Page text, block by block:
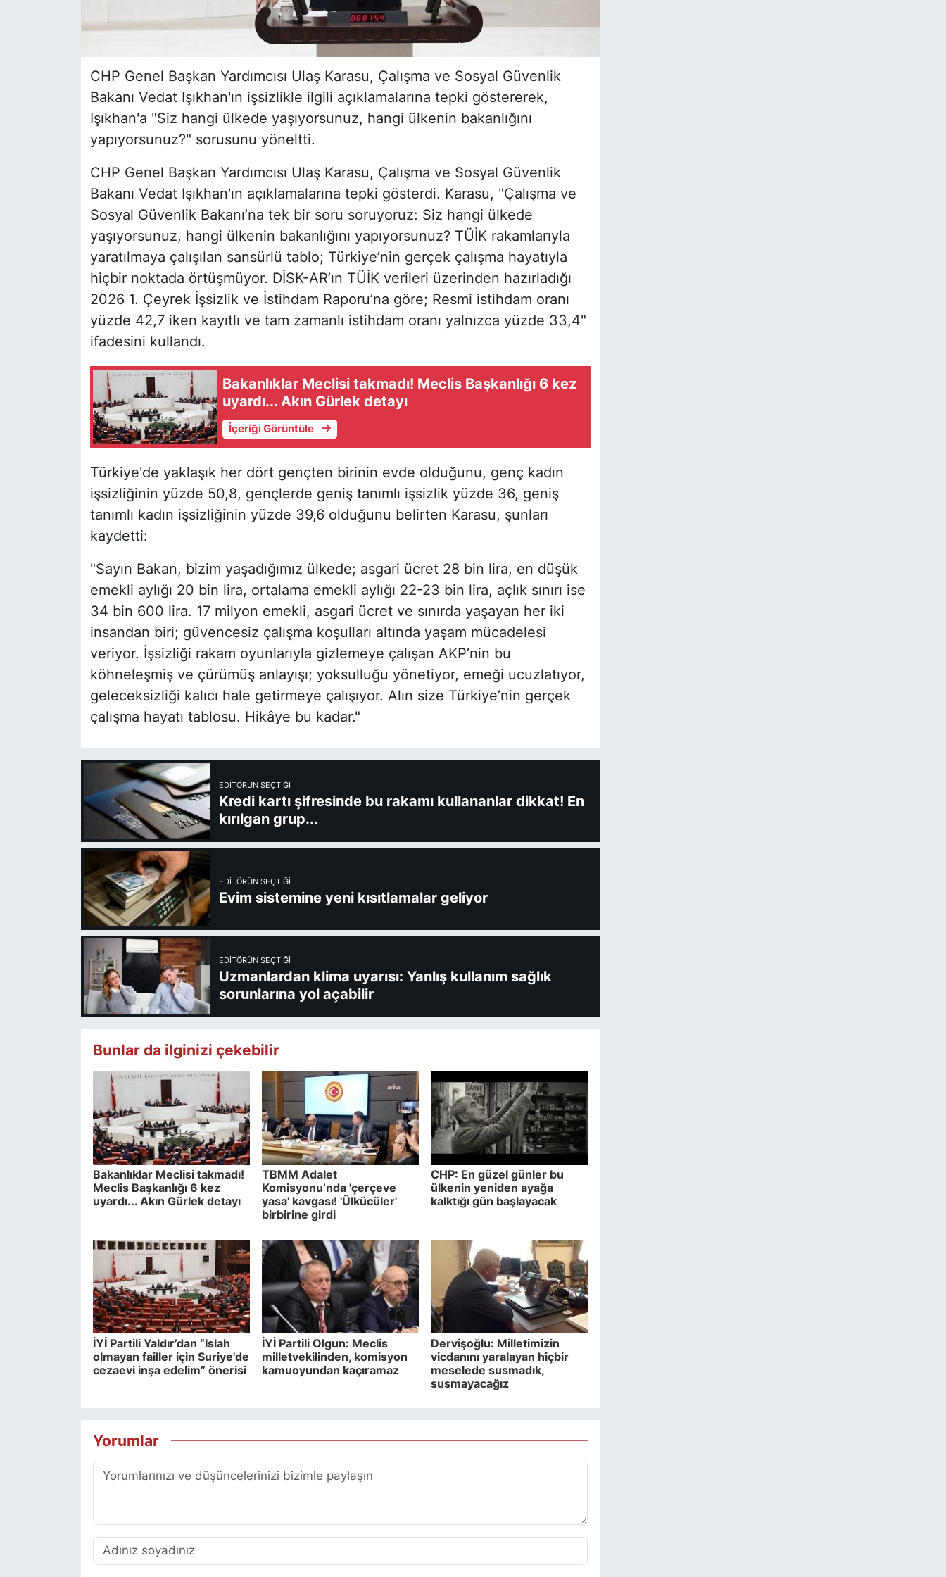
CHP Genel Başkan Yardımcısı Ulaş Karasu, Çalışma ve Sosyal Güvenlik
Bakanı Vedat Işıkhan'ın işsizlikle ilgili açıklamalarına tepki göstererek,
Işıkhan'a "Siz hangi ülkede yaşıyorsunuz, hangi ülkenin bakanlığını
yapıyorsunuz?" sorusunu yöneltti.
CHP Genel Başkan Yardımcısı Ulaş Karasu, Çalışma ve Sosyal Güvenlik
Bakanı Vedat Işıkhan'ın açıklamalarına tepki gösterdi. Karasu, "Çalışma ve
Sosyal Güvenlik Bakanı’na tek bir soru soruyoruz: Siz hangi ülkede
yaşıyorsunuz, hangi ülkenin bakanlığını yapıyorsunuz? TÜİK rakamlarıyla
yaratılmaya çalışılan sansürlü tablo; Türkiye’nin gerçek çalışma hayatıyla
hiçbir noktada örtüşmüyor. DİSK-AR’ın TÜİK verileri üzerinden hazırladığı
2026 1. Çeyrek İşsizlik ve İstihdam Raporu’na göre; Resmi istihdam oranı
yüzde 42,7 iken kayıtlı ve tam zamanlı istihdam oranı yalnızca yüzde 33,4"
ifadesini kullandı.
Bakanlıklar Meclisi takmadı! Meclis Başkanlığı 6 kez
uyardı... Akın Gürlek detayı
İçeriği Görüntüle
Türkiye'de yaklaşık her dört gençten birinin evde olduğunu, genç kadın
işsizliğinin yüzde 50,8, gençlerde geniş tanımlı işsizlik yüzde 36, geniş
tanımlı kadın işsizliğinin yüzde 39,6 olduğunu belirten Karasu, şunları
kaydetti:
"Sayın Bakan, bizim yaşadığımız ülkede; asgari ücret 28 bin lira, en düşük
emekli aylığı 20 bin lira, ortalama emekli aylığı 22-23 bin lira, açlık sınırı ise
34 bin 600 lira. 17 milyon emekli, asgari ücret ve sınırda yaşayan her iki
insandan biri; güvencesiz çalışma koşulları altında yaşam mücadelesi
veriyor. İşsizliği rakam oyunlarıyla gizlemeye çalışan AKP’nin bu
köhneleşmiş ve çürümüş anlayışı; yoksulluğu yönetiyor, emeği ucuzlatıyor,
geleceksizliği kalıcı hale getirmeye çalışıyor. Alın size Türkiye’nin gerçek
çalışma hayatı tablosu. Hikâye bu kadar."
EDITÖRÜN SEÇTIĞI
Kredi kartı şifresinde bu rakamı kullananlar dikkat! En
kırılgan grup...
EDITÖRÜN SEÇTIĞI
Evim sistemine yeni kısıtlamalar geliyor
EDITÖRÜN SEÇTIĞI
Uzmanlardan klima uyarısı: Yanlış kullanım sağlık
sorunlarına yol açabilir
Bunlar da ilginizi çekebilir
Bakanlıklar Meclisi takmadı!
Meclis Başkanlığı 6 kez
uyardı... Akın Gürlek detayı
TBMM Adalet
Komisyonu’nda 'çerçeve
yasa' kavgası! 'Ülkücüler'
birbirine girdi
CHP: En güzel günler bu
ülkenin yeniden ayağa
kalktığı gün başlayacak
İYİ Partili Yaldır’dan “Islah
olmayan failler için Suriye'de
cezaevi inşa edelim” önerisi
İYİ Partili Olgun: Meclis
milletvekilinden, komisyon
kamuoyundan kaçıramaz
Dervişoğlu: Milletimizin
vicdanını yaralayan hiçbir
meselede susmadık,
susmayacağız
Yorumlar